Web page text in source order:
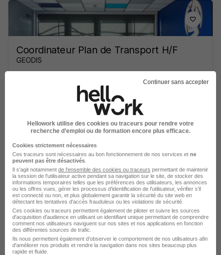
Coordinateur Plan de Transport H/F
GEODIS
Bonneuil-en-France - 95
Chauffeur Bus H/F
Partnaire
Vitry-sur-Seine - 94 Intérim
14 € / heure
Travail de jour
+ 1
Continuer sans accepter
Hellowork utilise des cookies ou traceurs pour rendre votre
recherche d’emploi ou de formation encore plus efficace.
Cookies strictement nécessaires
Ces traceurs sont nécessaires au bon fonctionnement de nos services et ne
peuvent pas être désactivés
Il s'agit notamment de l'ensemble des cookies ou traceurs permettant de maintenir
la session de l'utilisateur active pendant sa navigation sur le site, de stocker des
informations temporaires telles que les préférences des utilisateurs, les annonces
ou les offres vues, gérer les processus d'identification de l'utilisateur, vérifier s'il
est connecté ou non, et plus globalement garantir la sécurité du site web en
détectant les tentatives d'accès frauduleux ou les violations de sécurité.
Ces cookies ou traceurs permettent également de piloter et suivre les sources
d'acquisition d'audience en utilisant un identifiant unique permettant de comprendre
comment nos utilisateurs naviguent sur nos sites et nos applications en fonction
des différentes sources de trafic.
Ils nous permettent également d’observer le comportement de nos utilisateurs afin
d'améliorer nos produits et rendre la navigation dans nos sites beaucoup plus
rapide et fluide.